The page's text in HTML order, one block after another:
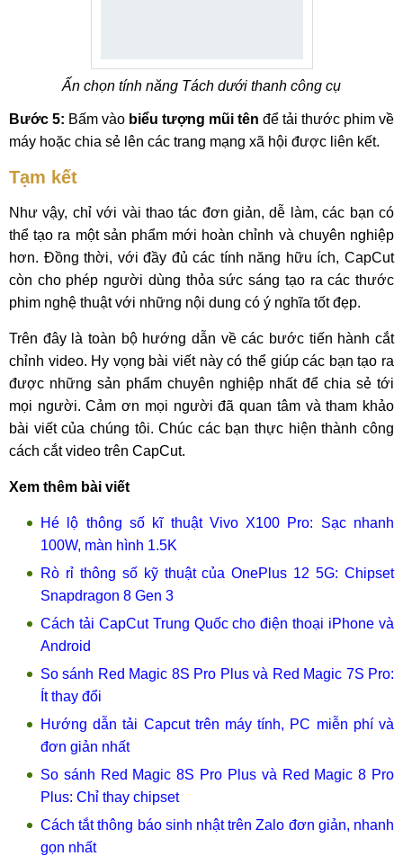
Ấn chọn tính năng Tách dưới thanh công cụ
Bước 5: Bấm vào biểu tượng mũi tên để tải thước phim về
máy hoặc chia sẻ lên các trang mạng xã hội được liên kết.
Tạm kết
Như vậy, chỉ với vài thao tác đơn giản, dễ làm, các bạn có
thể tạo ra một sản phẩm mới hoàn chỉnh và chuyên nghiệp
hơn. Đồng thời, với đầy đủ các tính năng hữu ích, CapCut
còn cho phép người dùng thỏa sức sáng tạo ra các thước
phim nghệ thuật với những nội dung có ý nghĩa tốt đẹp.
Trên đây là toàn bộ hướng dẫn về các bước tiến hành cắt
chỉnh video. Hy vọng bài viết này có thể giúp các bạn tạo ra
được những sản phẩm chuyên nghiệp nhất để chia sẻ tới
mọi người. Cảm ơn mọi người đã quan tâm và tham khảo
bài viết của chúng tôi. Chúc các bạn thực hiện thành công
cách cắt video trên CapCut.
Xem thêm bài viết
Hé lộ thông số kĩ thuật Vivo X100 Pro: Sạc nhanh
100W, màn hình 1.5K
Rò rỉ thông số kỹ thuật của OnePlus 12 5G: Chipset
Snapdragon 8 Gen 3
Cách tải CapCut Trung Quốc cho điện thoại iPhone và
Android
So sánh Red Magic 8S Pro Plus và Red Magic 7S Pro:
Ít thay đổi
Hướng dẫn tải Capcut trên máy tính, PC miễn phí và
đơn giản nhất
So sánh Red Magic 8S Pro Plus và Red Magic 8 Pro
Plus: Chỉ thay chipset
Cách tắt thông báo sinh nhật trên Zalo đơn giản, nhanh
gọn nhất